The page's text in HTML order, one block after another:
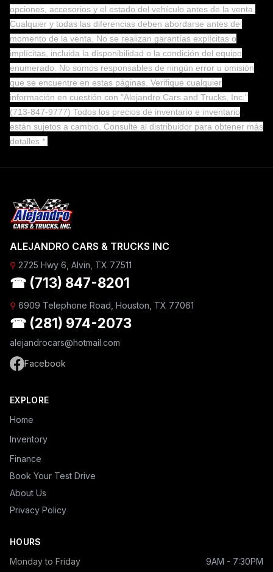
opciones, accesorios y el estado del vehículo antes de la venta.
Cualquier y todas las diferencias deben abordarse antes del
momento de la venta. No se realizan garantías explícitas o
implícitas, incluida la disponibilidad o la condición del equipo
enumerado. No somos responsables de ningún error u omisión
que se encuentre en estas páginas. Verifique cualquier
información en cuestión con "Alejandro Cars and Trucks, Inc."
(713-847-9777) Todos los precios de inventario e inventario
están sujetos a cambio. Consulte al distribuidor para obtener más
detalles *
ALEJANDRO CARS & TRUCKS INC
⚲ 2725 Hwy 6, Alvin, TX 77511
☎ (713) 847-8201
⚲ 6909 Telephone Road, Houston, TX 77061
☎ (281) 974-2073
alejandrocars@hotmail.com
Facebook
EXPLORE
Home
Inventory
Finance
Book Your Test Drive
About Us
Privacy Policy
HOURS
Monday to Friday
9AM - 7:30PM